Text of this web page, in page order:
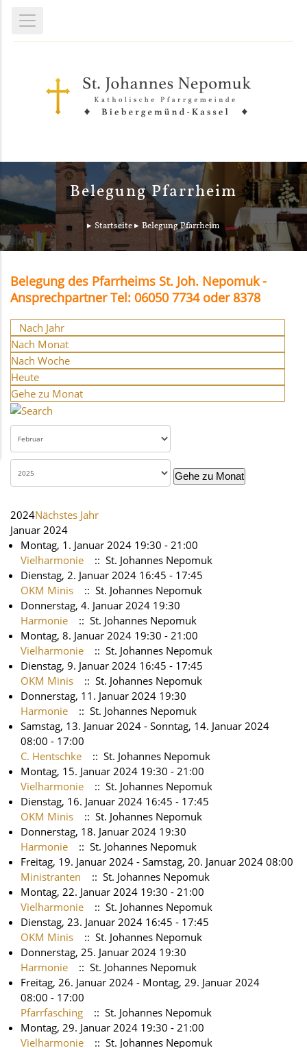
Belegung Pfarrheim
Startseite Belegung Pfarrheim
Belegung des Pfarrheims St. Joh. Nepomuk -
Ansprechpartner Tel: 06050 7734 oder 8378
Nach Jahr
Nach Monat
Nach Woche
Heute
Gehe zu Monat
Gehe zu Monat
2024Nächstes Jahr
Januar 2024
Montag, 1. Januar 2024 19:30 - 21:00
Vielharmonie
:: St. Johannes Nepomuk
Dienstag, 2. Januar 2024 16:45 - 17:45
OKM Minis
:: St. Johannes Nepomuk
Donnerstag, 4. Januar 2024 19:30
Harmonie
:: St. Johannes Nepomuk
Montag, 8. Januar 2024 19:30 - 21:00
Vielharmonie
:: St. Johannes Nepomuk
Dienstag, 9. Januar 2024 16:45 - 17:45
OKM Minis
:: St. Johannes Nepomuk
Donnerstag, 11. Januar 2024 19:30
Harmonie
:: St. Johannes Nepomuk
Samstag, 13. Januar 2024 - Sonntag, 14. Januar 2024
08:00 - 17:00
C. Hentschke
:: St. Johannes Nepomuk
Montag, 15. Januar 2024 19:30 - 21:00
Vielharmonie
:: St. Johannes Nepomuk
Dienstag, 16. Januar 2024 16:45 - 17:45
OKM Minis
:: St. Johannes Nepomuk
Donnerstag, 18. Januar 2024 19:30
Harmonie
:: St. Johannes Nepomuk
Freitag, 19. Januar 2024 - Samstag, 20. Januar 2024 08:00
Ministranten
:: St. Johannes Nepomuk
Montag, 22. Januar 2024 19:30 - 21:00
Vielharmonie
:: St. Johannes Nepomuk
Dienstag, 23. Januar 2024 16:45 - 17:45
OKM Minis
:: St. Johannes Nepomuk
Donnerstag, 25. Januar 2024 19:30
Harmonie
:: St. Johannes Nepomuk
Freitag, 26. Januar 2024 - Montag, 29. Januar 2024
08:00 - 17:00
Pfarrfasching
:: St. Johannes Nepomuk
Montag, 29. Januar 2024 19:30 - 21:00
Vielharmonie
:: St. Johannes Nepomuk